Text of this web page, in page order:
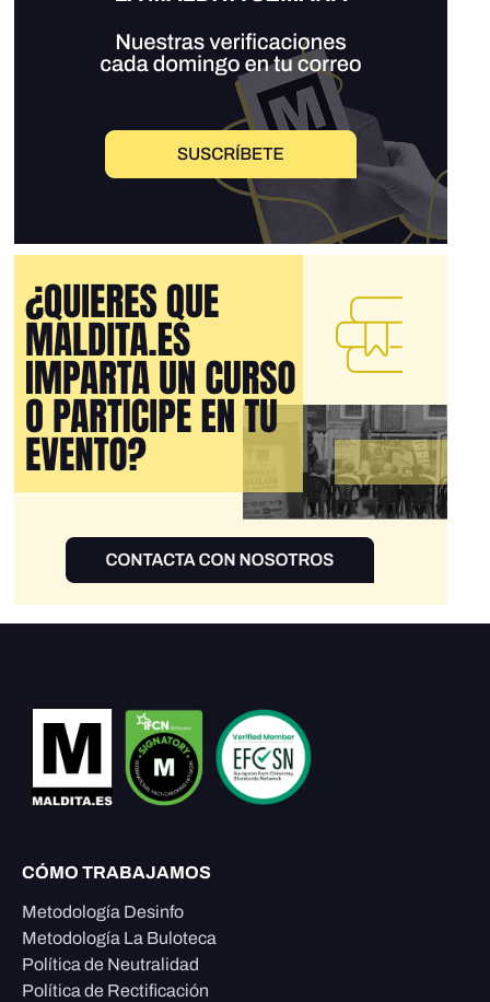
CÓMO TRABAJAMOS
Metodología Desinfo
Metodología La Buloteca
Política de Neutralidad
Política de Rectificación